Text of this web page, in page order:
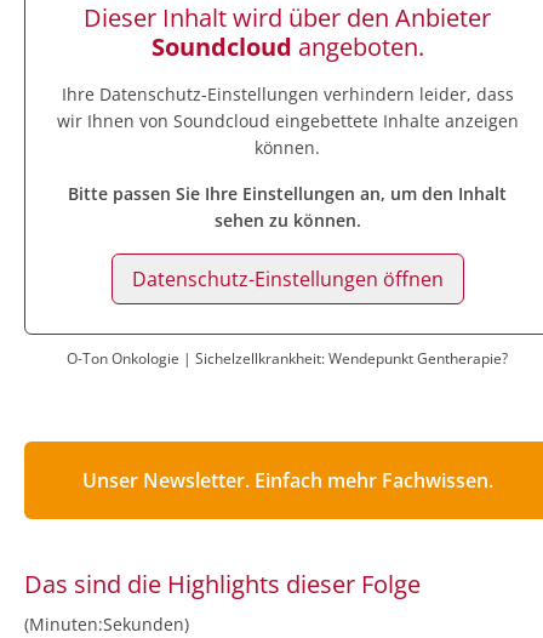
Dieser Inhalt wird über den Anbieter
Soundcloud angeboten.
Ihre Datenschutz-Einstellungen verhindern leider, dass
wir Ihnen von Soundcloud eingebettete Inhalte anzeigen
können.
Bitte passen Sie Ihre Einstellungen an, um den Inhalt
sehen zu können.
Datenschutz-Einstellungen öffnen
O-Ton Onkologie | Sichelzellkrankheit: Wendepunkt Gentherapie?
Unser Newsletter. Einfach mehr Fachwissen.
Das sind die Highlights dieser Folge
(Minuten:Sekunden)